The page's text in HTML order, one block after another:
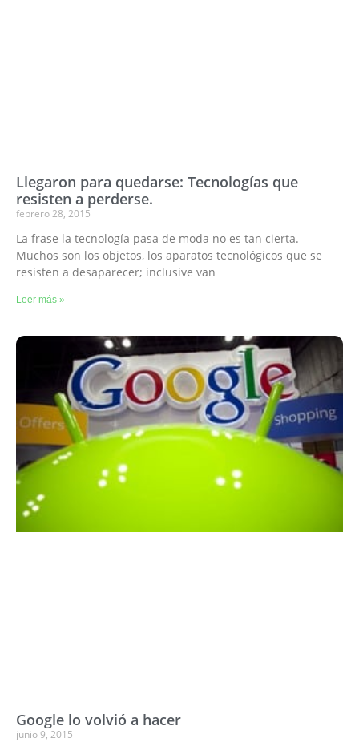
Llegaron para quedarse: Tecnologías que
resisten a perderse.
febrero 28, 2015
La frase la tecnología pasa de moda no es tan cierta.
Muchos son los objetos, los aparatos tecnológicos que se
resisten a desaparecer; inclusive van
Leer más »
Google lo volvió a hacer
junio 9, 2015